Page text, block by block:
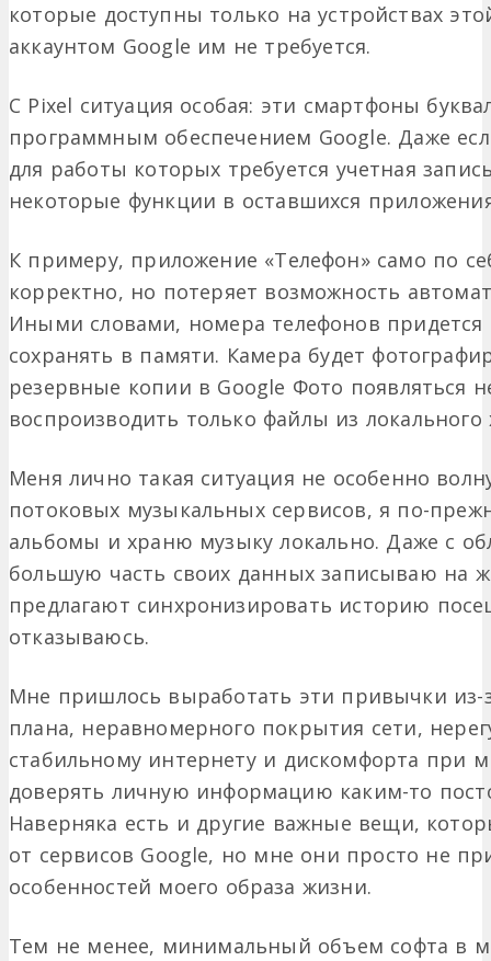
которые доступны только на устройствах
аккаунтом Google им не требуется.
С Pixel ситуация особая: эти смартфоны
программным обеспечением Google. Даже
для работы которых требуется учетная
некоторые функции в оставшихся
К примеру, приложение «Телефон» само по
корректно, но потеряет возможность
Иными словами, номера телефонов придется
сохранять в памяти. Камера будет
резервные копии в Google Фото появляться
воспроизводить только файлы из
Меня лично такая ситуация не особенно
потоковых музыкальных сервисов, я по-
альбомы и храню музыку локально. Даже с
большую часть своих данных записываю на
предлагают синхронизировать историю
отказываюсь.
Мне пришлось выработать эти привычки из-
плана, неравномерного покрытия сети,
стабильному интернету и дискомфорта при
доверять личную информацию каким-то
Наверняка есть и другие важные вещи,
от сервисов Google, но мне они просто не
особенностей моего образа жизни.
Тем не менее, минимальный объем софта в